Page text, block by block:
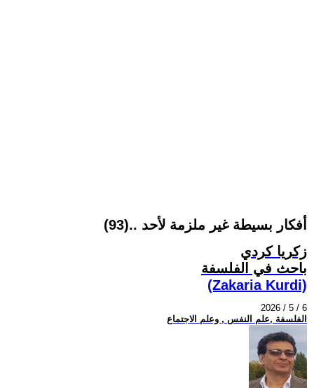
أفكار بسيطة غير ملزمة لأحد ..(93)
زكريا كردي
باحث في الفلسفة
(Zakaria Kurdi)
2026 / 5 / 6
الفلسفة ,علم النفس , وعلم الاجتماع